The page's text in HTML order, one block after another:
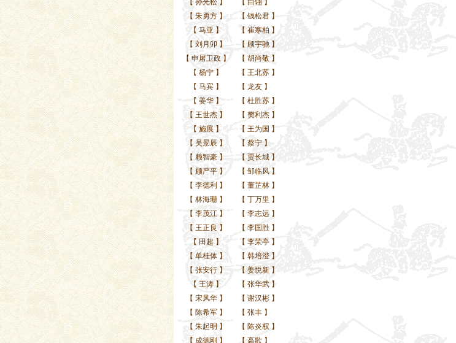
【 孙光松】 【 白翎 】
【 朱勇方】 【 钱松君 】
【 马亚 】 【 崔寒柏 】
【 刘月卯 】 【 顾宇驰 】
【 申屠卫政】 【 胡尚敬 】
【 杨宁】 【 王北苏 】
【 马宾】 【 龙友 】
【 姜华】 【 杜胜苏 】
【 王世杰】 【 樊利杰 】
【 施展 】 【 王为国 】
【 吴景辰 】 【 蔡宁 】
【 赖智豪】 【 贾长城 】
【 顾严平】 【 邹临风 】
【 李德利 】 【 董芷林 】
【 林海珊】 【 丁万里 】
【 李茂江】 【 李志远 】
【 王正良 】 【 李国胜 】
【 田超 】 【 李荣亭 】
【 单桂体】 【 韩培澄 】
【 张安行】 【 姜悦新 】
【 王涛】 【 张华武 】
【 宋风华】 【 谢汉彬 】
【 陈希军】 【 张丰 】
【 朱起明 】 【 陈炎权 】
【 成德刚 】 【 高歌 】